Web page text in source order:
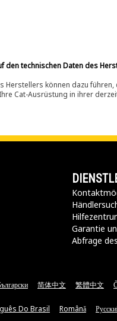
den technischen Daten des
können dazu
Cat-Ausrüstung in ihrer
Garantie
Abfrage
简体中文 繁體中文
Do Brasil Română